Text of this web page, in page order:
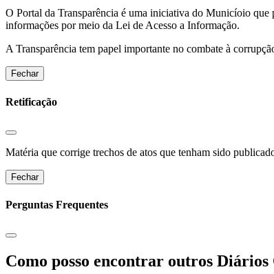
O Portal da Transparência é uma iniciativa do Municíoio que
informações por meio da Lei de Acesso a Informação.
A Transparência tem papel importante no combate à
Fechar
Retificação
Matéria que corrige trechos de atos que tenham sido
Fechar
Perguntas Frequentes
Como posso encontrar outros